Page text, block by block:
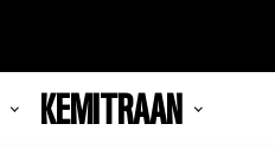
KEMITRAAN